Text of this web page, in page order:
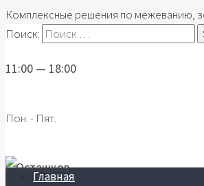
Комплексные решения по межеванию,
Поиск:
11:00 — 18:00
Пон. - Пят.
г. Осташков
Главная